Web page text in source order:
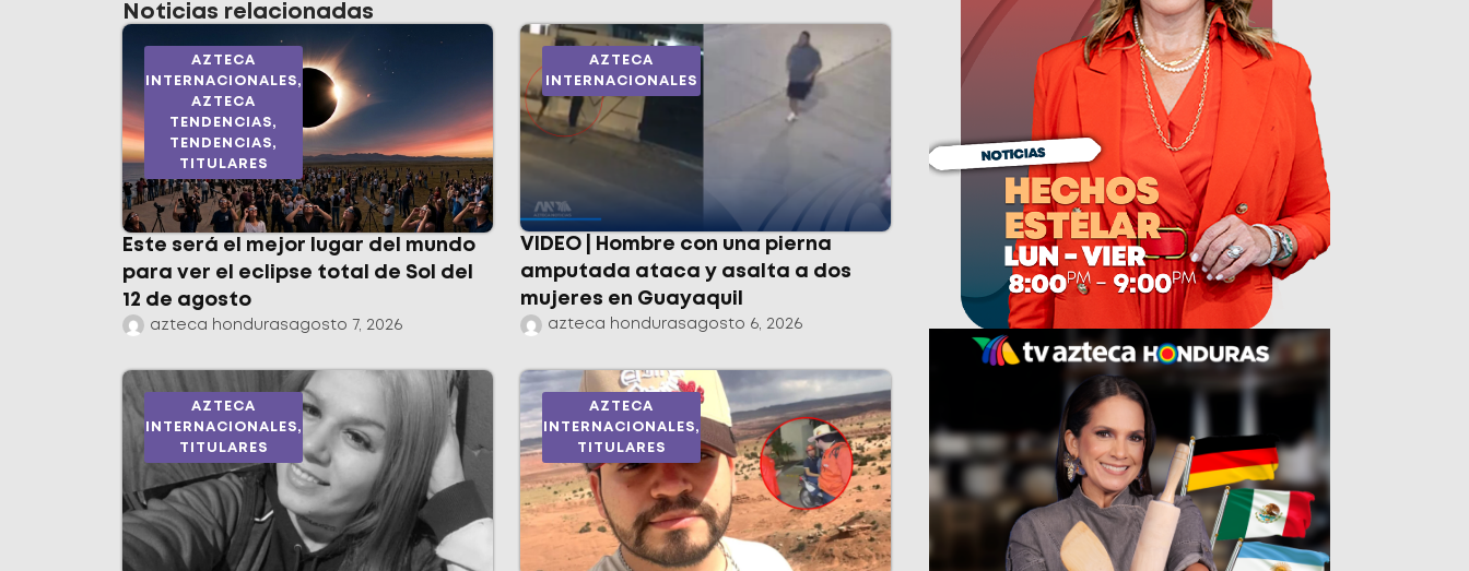
Noticias relacionadas
AZTECA
INTERNACIONALES,
AZTECA
TENDENCIAS,
TENDENCIAS,
TITULARES
Este será el mejor lugar del mundo
para ver el eclipse total de Sol del
12 de agosto
azteca hondurasagosto 7, 2026
AZTECA
INTERNACIONALES
VIDEO | Hombre con una pierna
amputada ataca y asalta a dos
mujeres en Guayaquil
azteca hondurasagosto 6, 2026
AZTECA
INTERNACIONALES,
TITULARES
AZTECA
INTERNACIONALES,
TITULARES